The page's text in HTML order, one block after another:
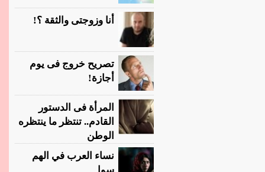
أنا وزوجتى والثقة ؟!
تصريح خروج فى يوم
أجازة!
المرأة فى الدستور
القادم.. تنتظر ما ينتظره
الوطن
نساء العرب في الهم